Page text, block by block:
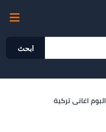
ابحث
البوم اغانى تركية